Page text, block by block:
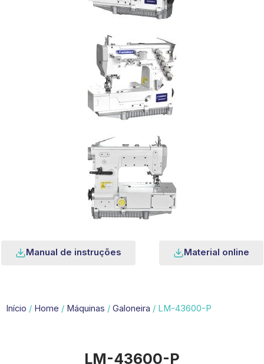
Manual de instruções Material online
Início / Home / Máquinas / Galoneira / LM-43600-P
LM-43600-P